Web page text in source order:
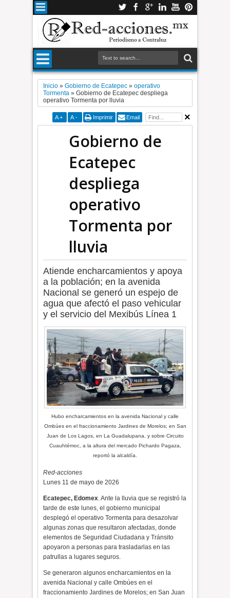
Inicio »Gobierno de Ecatepec »operativo
Tormenta »Gobierno de Ecatepec despliega
operativo Tormenta por lluvia
A + A - Imprimir Email
Gobierno de
Ecatepec
despliega
operativo
Tormenta por
lluvia
Atiende encharcamientos y apoya
a la población; en la avenida
Nacional se generó un espejo de
agua que afectó el paso vehicular
y el servicio del Mexibús Línea 1
Hubo encharcamientos en la avenida Nacional y calle
Ombúes en el fraccionamiento Jardines de Morelos; en San
Juan de Los Lagos, en La Guadalupana, y sobre Circuito
Cuauhtémoc, a la altura del mercado Pichardo Pagaza,
reportó la alcaldía.
Red-acciones
Lunes 11 de mayo de 2026
Ecatepec, Edomex. Ante la lluvia que se registró la
tarde de este lunes, el gobierno municipal
desplegó el operativo Tormenta para desazolvar
algunas zonas que resultaron afectadas, donde
elementos de Seguridad Ciudadana y Tránsito
apoyaron a personas para trasladarlas en las
patrullas a lugares seguros.
Se generaron algunos encharcamientos en la
avenida Nacional y calle Ombúes en el
fraccionamiento Jardines de Morelos; en San Juan